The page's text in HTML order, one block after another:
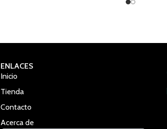
ENLACES
Inicio
Tienda
Contacto
Acerca de